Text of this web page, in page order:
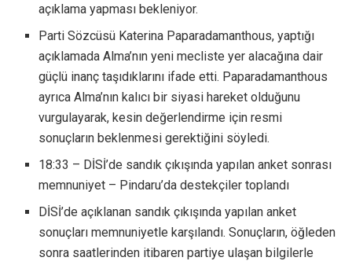
açıklama yapması bekleniyor.
Parti Sözcüsü Katerina Paparadamanthous, yaptığı
açıklamada Alma’nın yeni mecliste yer alacağına dair
güçlü inanç taşıdıklarını ifade etti. Paparadamanthous
ayrıca Alma’nın kalıcı bir siyasi hareket olduğunu
vurgulayarak, kesin değerlendirme için resmi
sonuçların beklenmesi gerektiğini söyledi.
18:33 – DİSİ’de sandık çıkışında yapılan anket sonrası
memnuniyet – Pindaru’da destekçiler toplandı
DİSİ’de açıklanan sandık çıkışında yapılan anket
sonuçları memnuniyetle karşılandı. Sonuçların, öğleden
sonra saatlerinden itibaren partiye ulaşan bilgilerle